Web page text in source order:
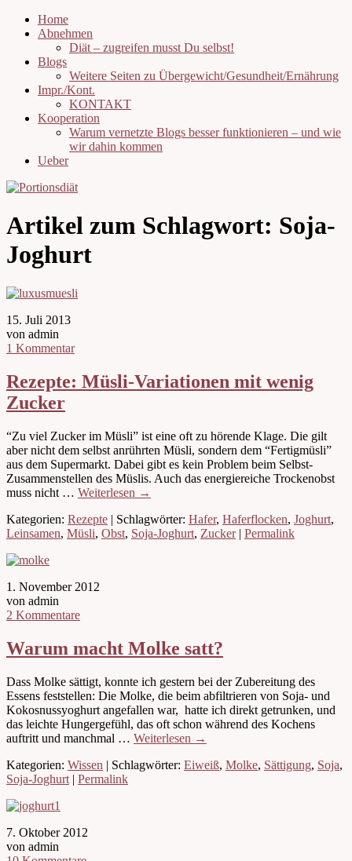
Home
Abnehmen
Diät – zugreifen musst Du selbst!
Blogs
Weitere Seiten zu Übergewicht/Gesundheit/Ernährung
Impr./Kont.
KONTAKT
Kooperation
Warum vernetzte Blogs besser funktionieren – und wie
wir dahin kommen
Ueber
Artikel zum Schlagwort: Soja-
Joghurt
15. Juli 2013
von admin
1 Kommentar
Rezepte: Müsli-Variationen mit wenig
Zucker
“Zu viel Zucker im Müsli” ist eine oft zu hörende Klage. Die gilt
aber nicht dem selbst anrührten Müsli, sondern dem “Fertigmüsli”
aus dem Supermarkt. Dabei gibt es kein Problem beim Selbst-
Zusammenstellen des Müslis. Auch das energiereiche Trockenobst
muss nicht … Weiterlesen →
Kategorien: Rezepte | Schlagwörter: Hafer, Haferflocken, Joghurt,
Leinsamen, Müsli, Obst, Soja-Joghurt, Zucker| Permalink
1. November 2012
von admin
2 Kommentare
Warum macht Molke satt?
Dass Molke sättigt, konnte ich gestern bei der Zubereitung des
Essens feststellen: Die Molke, die beim abfiltrieren von Soja- und
Kokosnussyoghurt angefallen war, hatte ich direkt getrunken, und
das leichte Hungergefühl, das oft schon während des Kochens
auftritt und manchmal … Weiterlesen →
Kategorien: Wissen | Schlagwörter: Eiweiß, Molke, Sättigung, Soja,
Soja-Joghurt | Permalink
7. Oktober 2012
von admin